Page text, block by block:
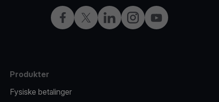
Facebook
X LinkedInInstagramYouTube
Produkter
Fysiske betalinger